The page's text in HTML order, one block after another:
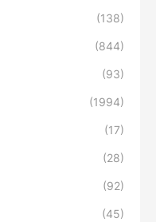
(138)
(844)
(93)
(1994)
(17)
(28)
(92)
(45)